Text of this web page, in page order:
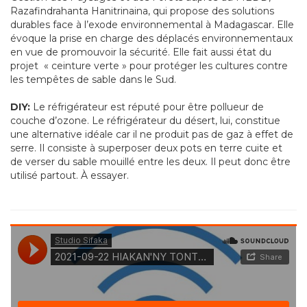
Razafindrahanta Hanitrinaina, qui propose des solutions
durables face à l’exode environnemental à Madagascar. Elle
évoque la prise en charge des déplacés environnementaux
en vue de promouvoir la sécurité. Elle fait aussi état du
projet « ceinture verte » pour protéger les cultures contre
les tempêtes de sable dans le Sud.
DIY: Le réfrigérateur est réputé pour être pollueur de
couche d’ozone. Le réfrigérateur du désert, lui, constitue
une alternative idéale car il ne produit pas de gaz à effet de
serre. Il consiste à superposer deux pots en terre cuite et
de verser du sable mouillé entre les deux. Il peut donc être
utilisé partout. À essayer.